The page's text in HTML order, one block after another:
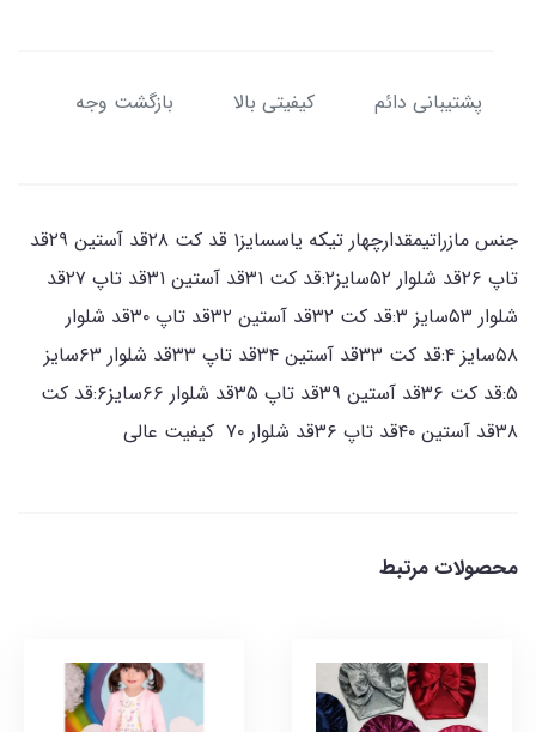
پشتیبانی دائم کیفیتی بالا بازگشت وجه
جنس مازراتیمقدارچهار تیکه یاسسایز۱ قد کت ۲۸قد آستین ۲۹قد
تاپ ۲۶قد شلوار ۵۲سایز۲:قد کت ۳۱قد آستین ۳۱قد تاپ ۲۷قد
شلوار ۵۳سایز ۳:قد کت ۳۲قد آستین ۳۲قد تاپ ۳۰قد شلوار
۵۸سایز ۴:قد کت ۳۳قد آستین ۳۴قد تاپ ۳۳قد شلوار ۶۳سایز
۵:قد کت ۳۶قد آستین ۳۹قد تاپ ۳۵قد شلوار ۶۶سایز۶:قد کت
۳۸قد آستین ۴۰قد تاپ ۳۶قد شلوار ۷۰ کیفیت عالی
محصولات مرتبط